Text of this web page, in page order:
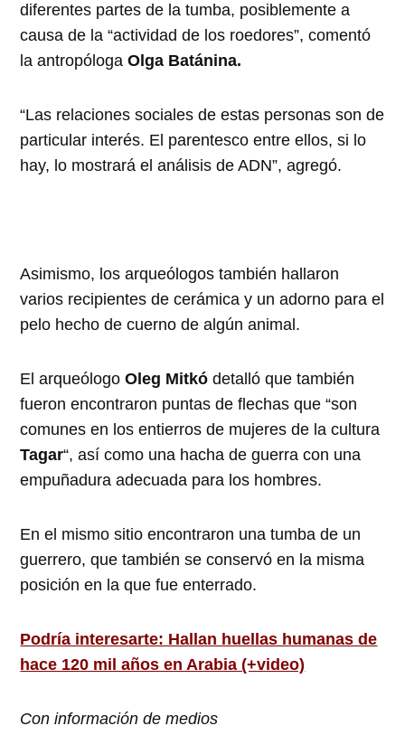
diferentes partes de la tumba, posiblemente a
causa de la “actividad de los roedores”, comentó
la antropólogaOlga Batánina.
“Las relaciones sociales de estas personas son de
particular interés. El parentesco entre ellos, si lo
hay, lo mostrará el análisis de ADN”, agregó.
Asimismo, los arqueólogos también hallaron
varios recipientes de cerámica y un adorno para el
pelo hecho de cuerno de algún animal.
El arqueólogo Oleg Mitkó detalló que también
fueron encontraron puntas de flechas que “son
comunes en los entierros de mujeres de la cultura
Tagar“, así como una hacha de guerra con una
empuñadura adecuada para los hombres.
En el mismo sitio encontraron una tumba de un
guerrero, que también se conservó en la misma
posición en la que fue enterrado.
Podría interesarte: Hallan huellas humanas de
hace 120 mil años en Arabia (+video)
Con información de medios